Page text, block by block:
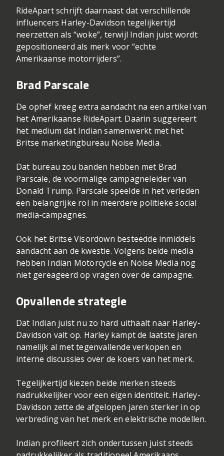
RideApart schrijft daarnaast dat verschillende
influencers Harley-Davidson tegelijkertijd
neerzetten als “woke”, terwijl Indian juist wordt
gepositioneerd als merk voor “echte
Amerikaanse motorrijders”.
Brad Parscale
De ophef kreeg extra aandacht na een artikel van
het Amerikaanse RideApart. Daarin suggereert
het medium dat Indian samenwerkt met het
Britse marketingbureau Noise Media.
Dat bureau zou banden hebben met Brad
Parscale, de voormalige campagneleider van
Donald Trump. Parscale speelde in het verleden
een belangrijke rol in meerdere politieke social
media-campagnes.
Ook het Britse Visordown besteedde inmiddels
aandacht aan de kwestie. Volgens beide media
hebben Indian Motorcycle en Noise Media nog
niet gereageerd op vragen over de campagne.
Opvallende strategie
Dat Indian juist nu zo hard uithaalt naar Harley-
Davidson valt op. Harley kampt de laatste jaren
namelijk al met tegenvallende verkopen en
interne discussies over de koers van het merk.
Tegelijkertijd kiezen beide merken steeds
nadrukkelijker voor een eigen identiteit. Harley-
Davidson zette de afgelopen jaren sterker in op
verbreding van het merk en elektrische modellen.
Indian profileert zich ondertussen juist steeds